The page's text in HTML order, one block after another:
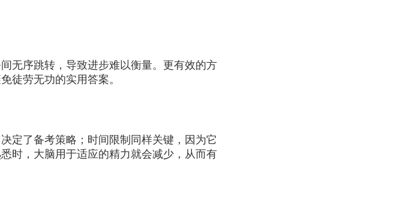
无序跳转，导致进步难以衡量。更有效的方
徒劳无功的实用答案。
定了备考策略；时间限制同样关键，因为它
时，大脑用于适应的精力就会减少，从而有